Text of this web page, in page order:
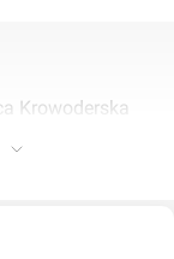
Krowoderska